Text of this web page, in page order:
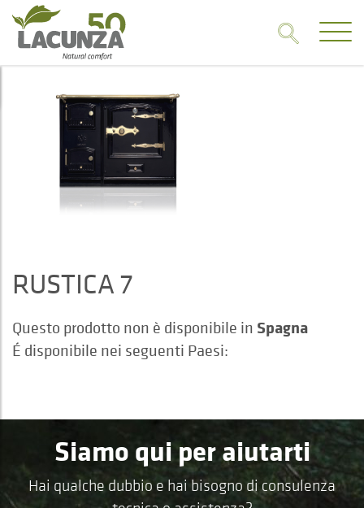
RUSTICA 7
Questo prodotto non è disponibile in Spagna
É disponibile nei seguenti Paesi:
Siamo qui per aiutarti
Hai qualche dubbio e hai bisogno di consulenza